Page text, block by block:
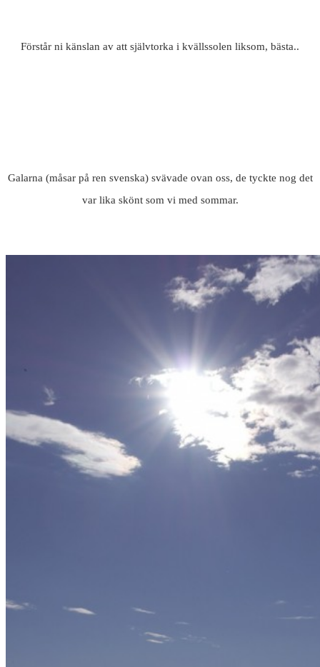
Förstår ni känslan av att självtorka i kvällssolen liksom, bästa..
Galarna (måsar på ren svenska) svävade ovan oss, de tyckte nog det
var lika skönt som vi med sommar.